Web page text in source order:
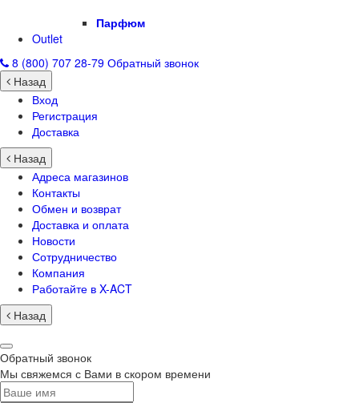
Парфюм
Outlet
8 (800) 707 28-79 Обратный звонок
Назад
Вход
Регистрация
Доставка
Назад
Адреса магазинов
Контакты
Обмен и возврат
Доставка и оплата
Новости
Сотрудничество
Компания
Работайте в X-ACT
Назад
Обратный звонок
Мы свяжемся с Вами в скором времени